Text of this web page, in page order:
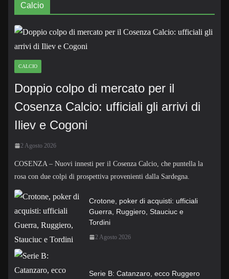
Calcio
CALCIO
Doppio colpo di mercato per il
Cosenza Calcio: ufficiali gli arrivi di
Iliev e Cogoni
2 Agosto 2026
COSENZA – Nuovi innesti per il Cosenza Calcio, che puntella la
rosa con due colpi di prospettiva provenienti dalla Sardegna.
Crotone, poker di acquisti: ufficiali
Guerra, Ruggiero, Stauciuc e
Tordini
2 Agosto 2026
Serie B: Catanzaro, ecco Ruggero